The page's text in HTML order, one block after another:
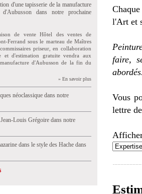
d'une tapisserie de la manufacture
d'Aubusson dans notre prochaine
de vente Hôtel des ventes de
Ferrand sous le marteau de Maîtres
priseur, en collaboration
et d'estimation gratuite vendra aux
d'Aubusson de la fin du
» En savoir plus
néoclassique dans notre
Louis Grégoire dans notre
dans le style des Hache dans
l'Art et
faire,
Vous
lettre